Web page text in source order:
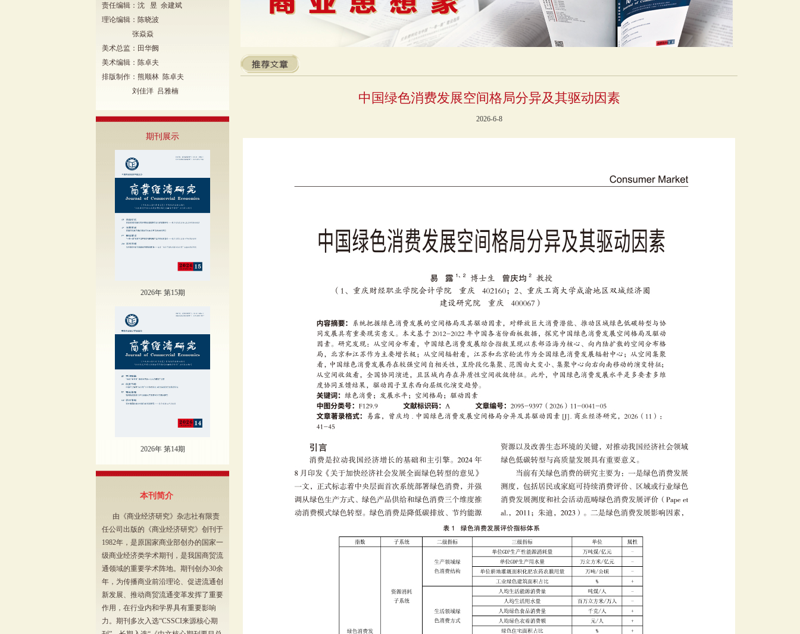
责任编辑：沈 昱 余建斌
理论编辑：陈晓波
张焱焱
美术总监：田华阙
美术编辑：陈卓夫
排版制作：熊顺林 陈卓夫
刘佳洋 吕雅楠
期刊展示
2026年 第15期
2026年 第14期
本刊简介
由《商业经济研究》杂志社有限责
任公司出版的《商业经济研究》创刊于
1982年，是原国家商业部创办的国家一
级商业经济类学术期刊，是我国商贸流
通领域的重要学术阵地。期刊创办30余
年，为传播商业前沿理论、促进流通创
新发展、推动商贸流通变革发挥了重要
作用，在行业内和学界具有重要影响
力。期刊多次入选“CSSCI来源核心期
中国绿色消费发展空间格局分异及其驱动因素
2026-6-8